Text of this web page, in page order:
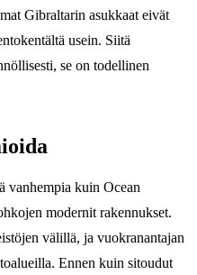
Gibraltarin asukkaat eivät
usein. Siitä
se on todellinen
vanhempia kuin Ocean
modernit rakennukset.
välillä, ja vuokranantajan
Ennen kuin sitoudut